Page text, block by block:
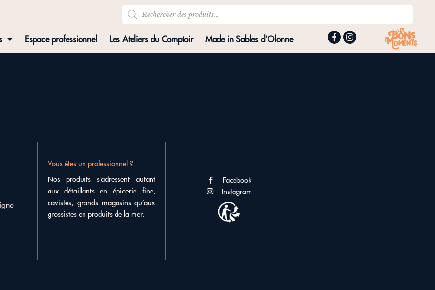
Espace professionnel Les Ateliers du Comptoir Made in Sables d’Olonne
Vous êtes un professionnel ?
Nos produits s’adressent autant
aux détaillants en épicerie fine,
cavistes, grands magasins qu’aux
grossistes en produits de la mer.
Facebook
Instagram